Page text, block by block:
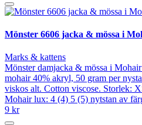
Mönster 6606 jacka & mössa i
Marks & kattens
Mönster damjacka & mössa i
mohair 40% akryl, 50 gram per
viskos alt. Cotton viscose. Storlek:
Mohair lux: 4 (4) 5 (5) nytstan av
9 kr